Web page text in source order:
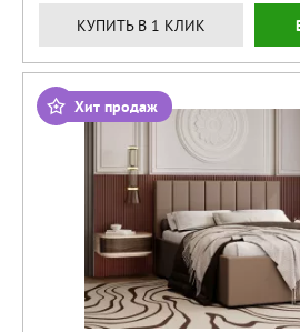
КУПИТЬ В 1 КЛИК
Хит продаж